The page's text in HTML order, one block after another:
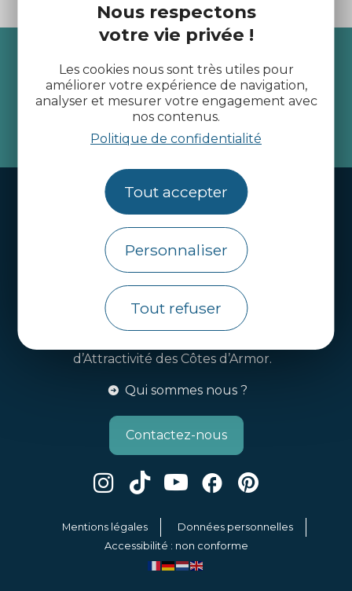
Nous respectons
votre vie privée !
Les cookies nous sont très utiles pour
améliorer votre expérience de navigation,
analyser et mesurer votre engagement avec
nos contenus.
Politique de confidentialité
Tout accepter
Personnaliser
Tout refuser
Recevez l’actualité des
Côtes d’Armor
je m'abonne
Handi-tourisme
Webcams
Brochures
Infos pratiques
Côtes d’Armor Destination
d’Attractivité des Côtes d’Armor.
Qui sommes nous ?
Contactez-nous
Mentions légales
Données personnelles
Accessibilité : non conforme